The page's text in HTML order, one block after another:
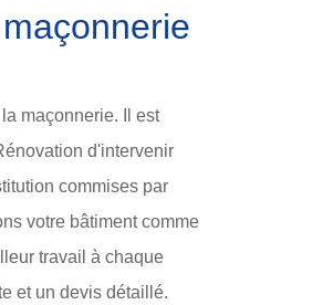
maçonnerie. Il est
d'intervenir
commises par
votre bâtiment comme
travail à chaque
et un devis détaillé.